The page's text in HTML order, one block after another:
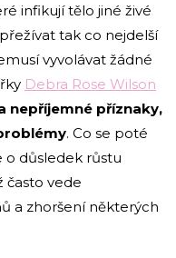
infikují tělo jiné živé
tak co nejdelší
vyvolávat žádné
Debra Rose Wilson
nepříjemné příznaky,
. Co se poté
o důsledek růstu
často vede
a zhoršení některých